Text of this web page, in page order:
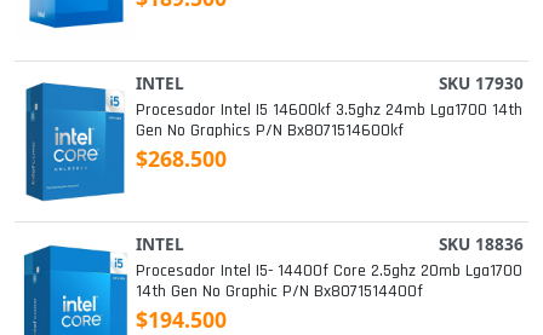
INTEL SKU 17930
Procesador Intel I5 14600kf 3.5ghz 24mb Lga1700 14th
Gen No Graphics P/n Bx8071514600kf
$268.500
INTEL SKU 18836
Procesador Intel I5- 14400f Core 2.5ghz 20mb Lga1700
14th Gen No Graphic P/n Bx8071514400f
$194.500